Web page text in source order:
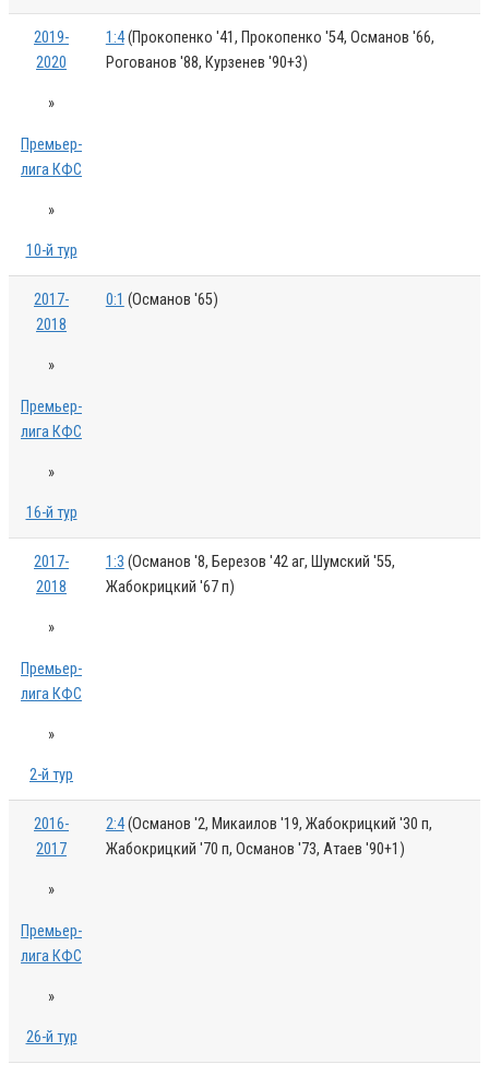
2019-
2020
»
Премьер-
лига КФС
»
10-й тур
1:4(Прокопенко '41, Прокопенко '54, Османов '66,
Рогованов '88, Курзенев '90+3)
2017-
2018
»
Премьер-
лига КФС
»
16-й тур
0:1 (Османов '65)
2017-
2018
»
Премьер-
лига КФС
»
2-й тур
1:3 (Османов '8, Березов '42 аг, Шумский '55,
Жабокрицкий '67 п)
2016-
2017
»
Премьер-
лига КФС
»
26-й тур
2:4(Османов '2, Микаилов '19, Жабокрицкий '30 п,
Жабокрицкий '70 п, Османов '73, Атаев '90+1)